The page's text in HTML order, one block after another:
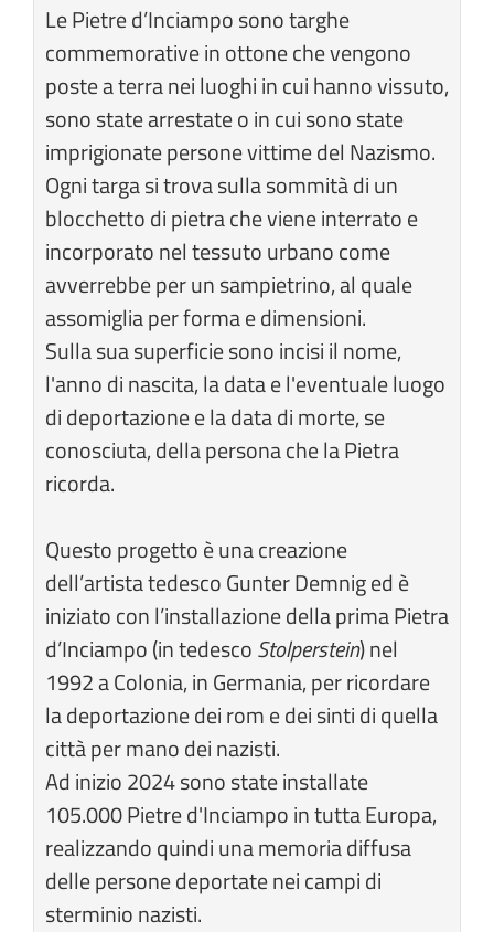
Le Pietre d’Inciampo sono targhe
commemorative in ottone che vengono
poste a terra nei luoghi in cui hanno vissuto,
sono state arrestate o in cui sono state
imprigionate persone vittime del Nazismo.
Ogni targa si trova sulla sommità di un
blocchetto di pietra che viene interrato e
incorporato nel tessuto urbano come
avverrebbe per un sampietrino, al quale
assomiglia per forma e dimensioni.
Sulla sua superficie sono incisi il nome,
l'anno di nascita, la data e l'eventuale luogo
di deportazione e la data di morte, se
conosciuta, della persona che la Pietra
ricorda.
Questo progetto è una creazione
dell’artista tedesco Gunter Demnig ed è
iniziato con l’installazione della prima Pietra
d’Inciampo (in tedescoStolperstein) nel
1992 a Colonia, in Germania, per ricordare
la deportazione dei rom e dei sinti di quella
città per mano dei nazisti.
Ad inizio 2024 sono state installate
105.000 Pietre d'Inciampo in tutta Europa,
realizzando quindi una memoria diffusa
delle persone deportate nei campi di
sterminio nazisti.